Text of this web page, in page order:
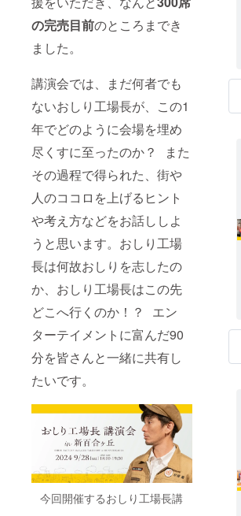
の完売目前のところまでき
ました。
講演会では、まだ何者でも
ないおしり工場長が、この1
年でどのように会場を埋め
尽くすに至ったのか？ また
その過程で得られた、街や
人のココロを上げるヒント
や考え方などをお話ししよ
うと思います。おしり工場
長は何故おしりを志したの
か、おしり工場長はこの先
どこへ行くのか！？ エン
ターテイメントに富んだ90
分を皆さんと一緒に共有し
たいです。
今回開催するおしり工場長講